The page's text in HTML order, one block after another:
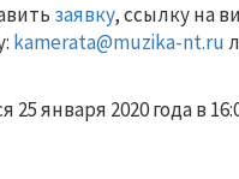
заявку, ссылку на
kamerata@muzika-nt.ru
25 января 2020 года в